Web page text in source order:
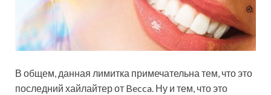
В общем, данная лимитка примечательна тем, что это
последний хайлайтер от Becca. Ну и тем, что это